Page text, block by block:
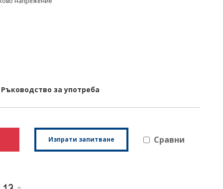
Ръководство за употреба
Изпрати запитване Сравни